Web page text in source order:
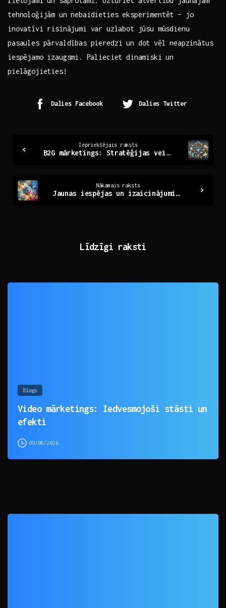
tehnoloģijām un nebaidieties eksperimentēt – jo
inovatīvi risinājumi var⁣ uzlabot jūsu mūsdienu
pasaules pārvaldības pieredzi​ un dot⁢ vēl neapzinātus
iespējamo izaugsmi. ⁣Palieciet dinamiski un
pielāgojieties!
Dalies Facebook Dalies Twitter
Reading
Iepriekšējais raksts
B2G mārketings: Stratēģijas veiksmīgas sadarbības veidošanai
Nākamais raksts
Jaunas iespējas un izaicinājumi: ceļš uz nākotni
Līdzīgi raksti
Blogs
Video mārketings: Iedvesmojoši stāsti un
efekti
09/08/2026